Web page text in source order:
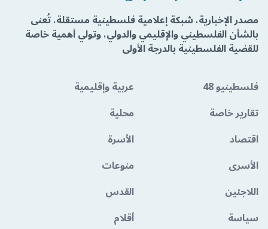
مصدر الإخبارية، شبكة إعلامية فلسطينية مستقلة، تُعنى
بالشأن الفلسطيني والإقليمي والدولي، وتولي أهمية خاصة
للقضية الفلسطينية بالدرجة الأولى
فلسطينيو 48
عربية وإقليمية
تقارير خاصة
محلية
اقتصاد
الأسرة
الأسرى
منوعات
اللاجئين
القدس
سياسة
أقلام